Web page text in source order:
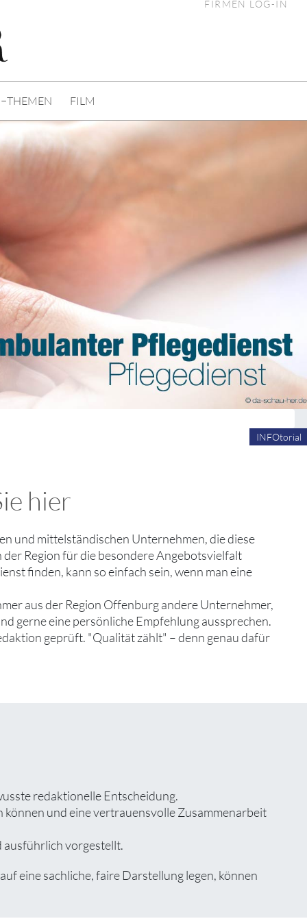
FIRMEN LOG-IN
FILM
INFOtorial
hier
und mittelständischen Unternehmen, die diese
Region für die besondere Angebotsvielfalt
finden, kann so einfach sein, wenn man eine
aus der Region Offenburg andere Unternehmer,
gerne eine persönliche Empfehlung aussprechen.
geprüft. "Qualität zählt" – denn genau dafür
redaktionelle Entscheidung.
und eine vertrauensvolle Zusammenarbeit
ausführlich vorgestellt.
eine sachliche, faire Darstellung legen, können